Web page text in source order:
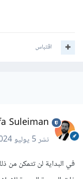
اقتباس
Suleiman
نشر5 يوليو 2024
في البداية لن تتمكن من